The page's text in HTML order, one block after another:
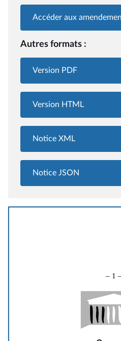
Accéder aux
Autres formats :
Version PDF
Version HTML
Notice XML
Notice JSON